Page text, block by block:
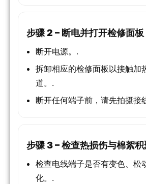
步骤 2 – 断电并打开检修面板
断开电源。.
拆卸相应的检修面板以接触加
道。.
断开任何端子前，请先拍摄接
步骤 3 – 检查热损伤与棉絮积
检查电线端子是否有变色、松
化。.